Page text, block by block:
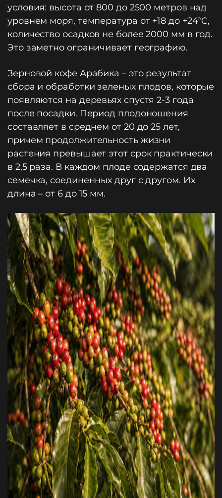
условия: высота от 800 до 2500 метров над
уровнем моря, температура от +18 до +24°C,
количество осадков не более 2000 мм в год.
Это заметно ограничивает географию.
Зерновой кофе Арабика – это результат
сбора и обработки зеленых плодов, которые
появляются на деревьях спустя 2-3 года
после посадки. Период плодоношения
составляет в среднем от 20 до 25 лет,
причем продолжительность жизни
растения превышает этот срок практически
в 2,5 раза. В каждом плоде содержатся два
семечка, соединенных друг с другом. Их
длина – от 6 до 15 мм.